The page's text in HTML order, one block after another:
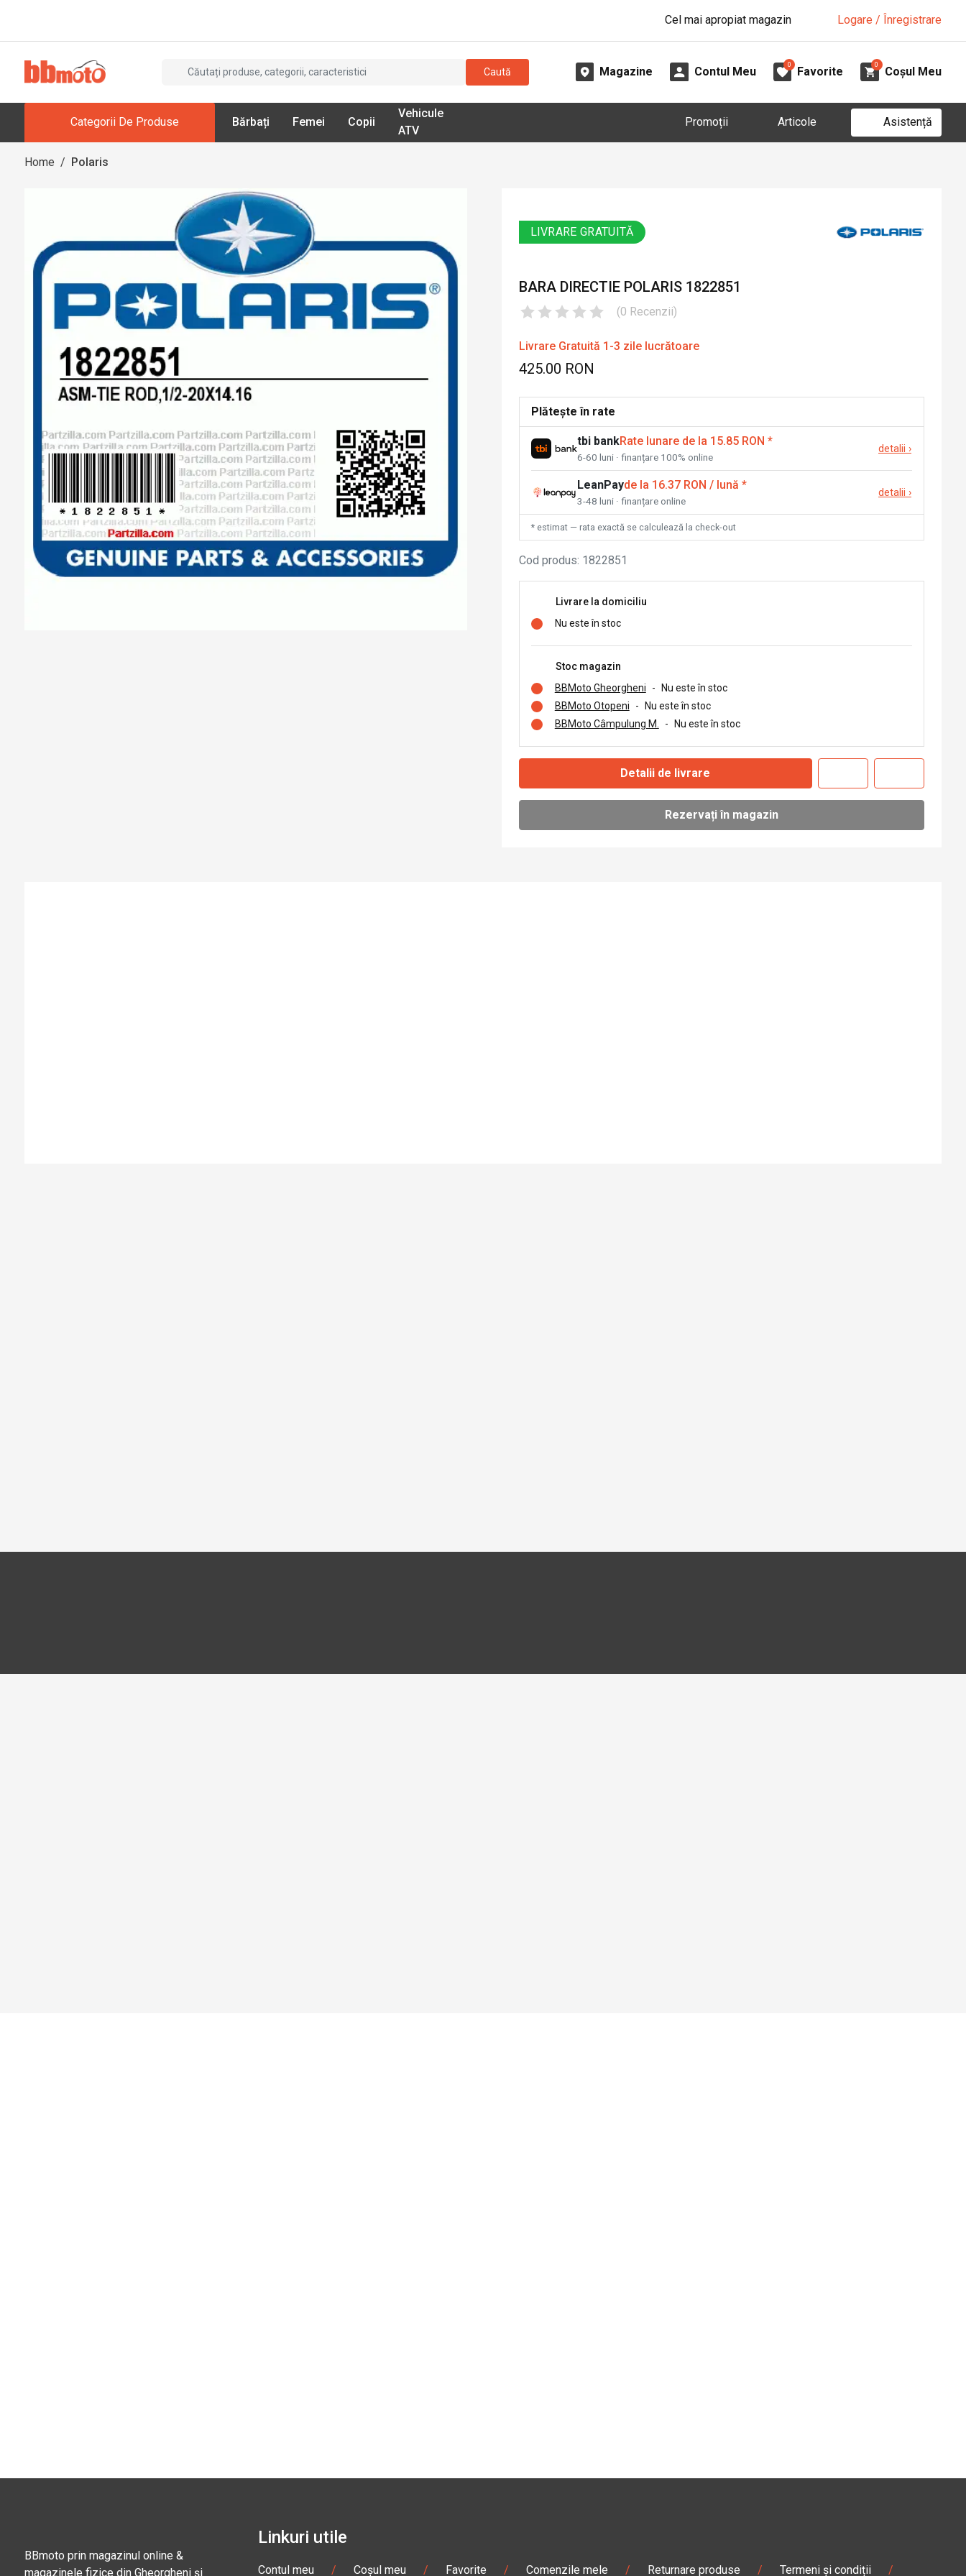
Cel mai apropiat magazin Logare / Înregistrare
Caută Magazine Contul Meu
0
Favorite
0
Coșul Meu
Categorii De Produse Bărbați Femei Copii
Vehicule
ATV
Promoții Articole Asistență
Home / Polaris
LIVRARE GRATUITĂ
BARA DIRECTIE POLARIS 1822851
(0 Recenzii)
Livrare Gratuită 1-3 zile lucrătoare
425.00 RON
Plătește în rate
tbi bankRate lunare de la 15.85 RON *
6-60 luni · finanțare 100% online
detalii ›
LeanPayde la 16.37 RON / lună *
3-48 luni · finanțare online
detalii ›
* estimat — rata exactă se calculează la check-out
Cod produs: 1822851
Livrare la domiciliu
Nu este în stoc
Stoc magazin
BBMoto Gheorgheni
-
Nu este în stoc
BBMoto Otopeni
-
Nu este în stoc
BBMoto Câmpulung M.
- Nu este în stoc
Detalii de livrare
Rezervați în magazin
BBmoto prin magazinul online &
magazinele fizice din Gheorgheni și
Linkuri utile
Contul meu / Coșul meu / Favorite / Comenzile mele / Returnare produse / Termeni și condiții /